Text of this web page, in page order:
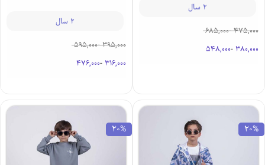
2 سال
475,000
-
685,000
380,000
-
548,000
2 سال
395,000
-
595,000
316,000
-
476,000
20%
20%